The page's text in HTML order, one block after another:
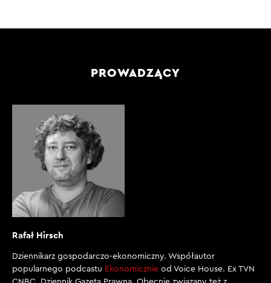
PROWADZĄCY
Rafał Hirsch
Dziennikarz gospodarczo-ekonomiczny. Współautor
popularnego podcastu Ekonomicznie od Voice House. Ex TVN